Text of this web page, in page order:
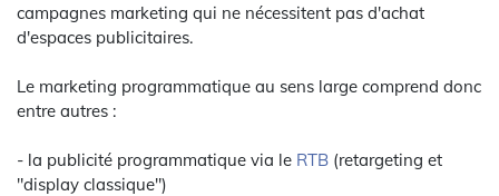
campagnes marketing qui ne nécessitent pas d'achat
d'espaces publicitaires.
Le marketing programmatique au sens large comprend donc
entre autres :
- la publicité programmatique via le RTB (retargeting et
"display classique")